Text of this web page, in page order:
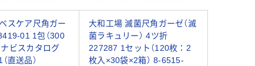
スケア尺角ガー
01 1包（300
ビスカタログ
直送品）
大和工場 滅菌尺角ガーゼ（滅
菌ラキュリー） 4ツ折
227287 1セット（120枚：2
枚入×30袋×2箱） 8-6515-